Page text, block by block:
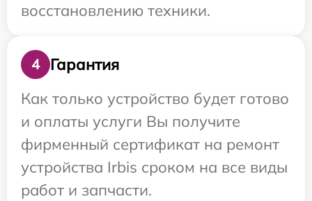
восстановлению техники.
4
Гарантия
Как только устройство будет готово
и оплаты услуги Вы получите
фирменный сертификат на ремонт
устройства Irbis сроком на все виды
работ и запчасти.